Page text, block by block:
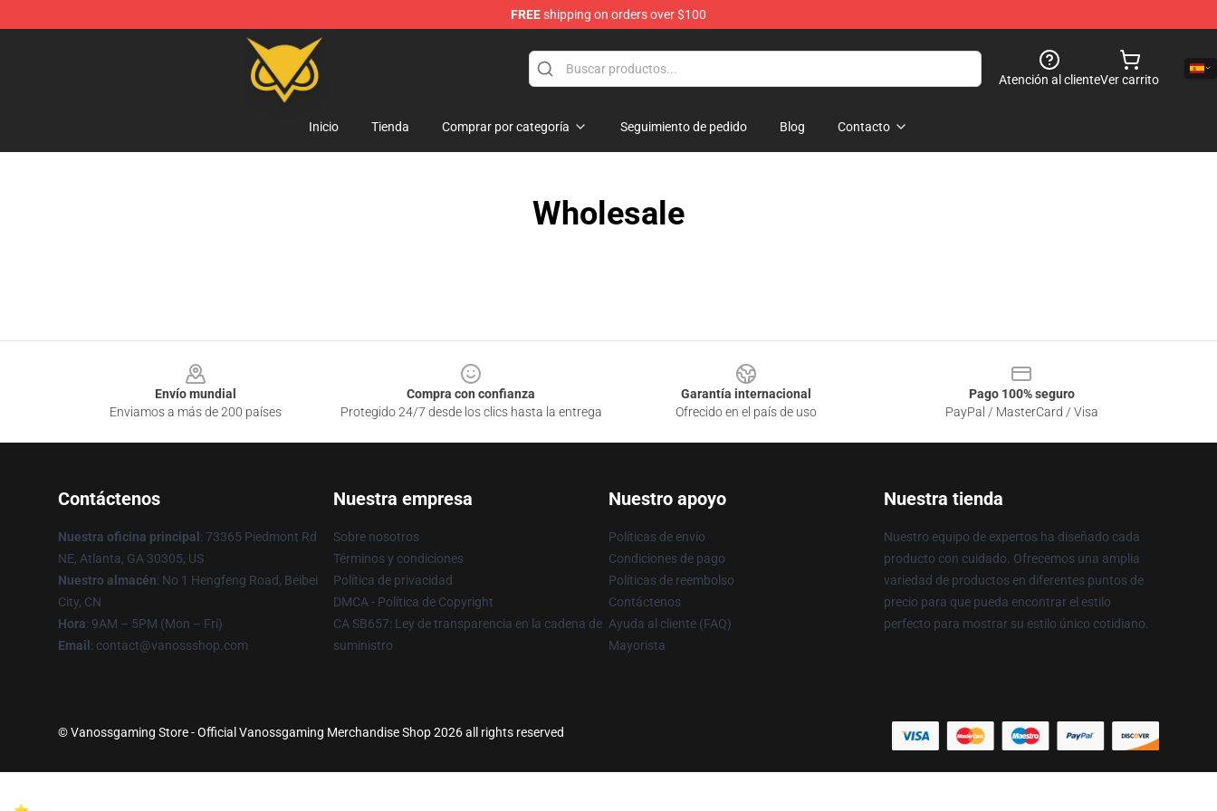
FREEshipping on orders over $100
Vanossgaming Store - Official Vanossgaming Merchandise Shop
Atención al clienteVer carrito
Inicio Tienda Comprar por categoría Seguimiento de pedido Blog Contacto
Wholesale
Envío mundial
Enviamos a más de 200 países
Compra con confianza
Protegido 24/7 desde los clics hasta la entrega
Garantía internacional
Ofrecido en el país de uso
Pago 100% seguro
PayPal / MasterCard / Visa
Contáctenos
Nuestra oficina principal : 73365 Piedmont Rd
NE, Atlanta, GA 30305, US
Nuestro almacén: No 1 Hengfeng Road, Beibei
City, CN
Hora: 9AM – 5PM (Mon – Fri)
Email : contact@vanossshop.com
Nuestra empresa
Sobre nosotros
Términos y condiciones
Política de privacidad
DMCA - Política de Copyright
CA SB657: Ley de transparencia en la cadena de
suministro
Nuestro apoyo
Políticas de envío
Condiciones de pago
Políticas de reembolso
Contáctenos
Ayuda al cliente (FAQ)
Mayorista
Nuestra tienda
Nuestro equipo de expertos ha diseñado cada
producto con cuidado. Ofrecemos una amplia
variedad de productos en diferentes puntos de
precio para que pueda encontrar el estilo
perfecto para mostrar su estilo único cotidiano.
© Vanossgaming Store - Official Vanossgaming Merchandise Shop 2026 all rights reserved